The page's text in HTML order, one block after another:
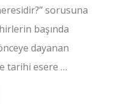
sorusuna
başında
dayanan
tarihi esere …